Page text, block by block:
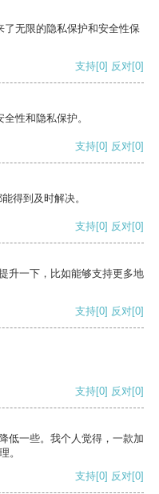
无限的隐私保护和安全性保
支持[0] 反对[0]
性和隐私保护。
支持[0] 反对[0]
得到及时解决。
支持[0] 反对[0]
升一下，比如能够支持更多地
支持[0] 反对[0]
支持[0] 反对[0]
低一些。我个人觉得，一款加
。
支持[0] 反对[0]